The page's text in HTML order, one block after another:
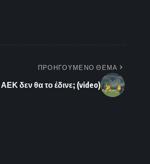
ΠΡΟΗΓΟΥΜΕΝΟ ΘΕΜΑ
δεν θα το έδινε; (video)